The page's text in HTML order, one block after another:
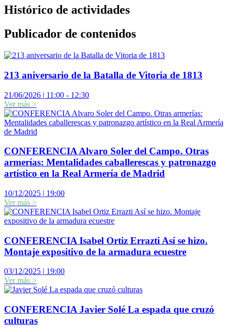
Histórico de actividades
Publicador de contenidos
213 aniversario de la Batalla de Vitoria de 1813
21/06/2026 | 11:00 - 12:30
Ver más >
CONFERENCIA Alvaro Soler del Campo. Otras
armerías: Mentalidades caballerescas y patronazgo
artístico en la Real Armería de Madrid
10/12/2025 | 19:00
Ver más >
CONFERENCIA Isabel Ortiz Errazti Así se hizo.
Montaje expositivo de la armadura ecuestre
03/12/2025
19:00
Ver más >
CONFERENCIA Javier Solé La espada que cruzó
culturas